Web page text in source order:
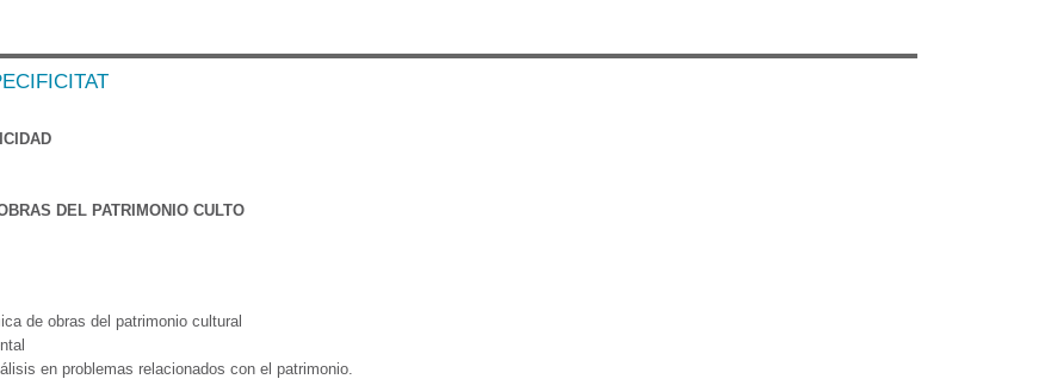
DEL PATRIMONIO CULTO
de obras del patrimonio cultural
en problemas relacionados con el patrimonio.